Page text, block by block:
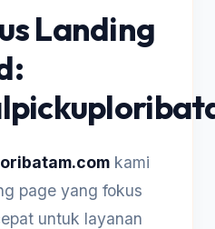
Landing
kami
page yang fokus
untuk layanan